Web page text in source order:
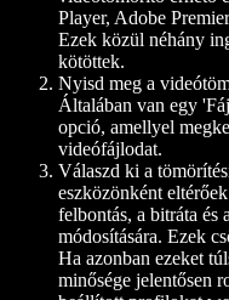
Player, Adobe
Ezek közül néhány
kötöttek.
Nyisd meg a
Általában van egy
opció, amellyel
videófájlodat.
Válaszd ki a
eszközönként
felbontás, a bitráta és
módosítására. Ezek
Ha azonban ezeket
minősége jelentősen